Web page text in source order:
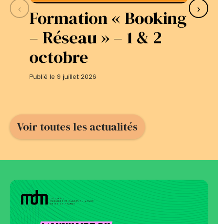
‹
Formation « Booking
– Réseau » – 1 & 2
octobre
Publié le 9 juillet 2026
›
Voir toutes les actualités